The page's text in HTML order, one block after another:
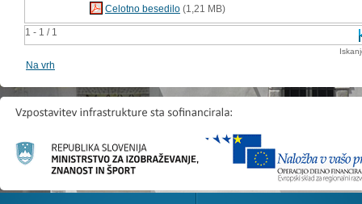
1 - 1 / 1
Celotno besedilo (1,21 MB)
Na vrh